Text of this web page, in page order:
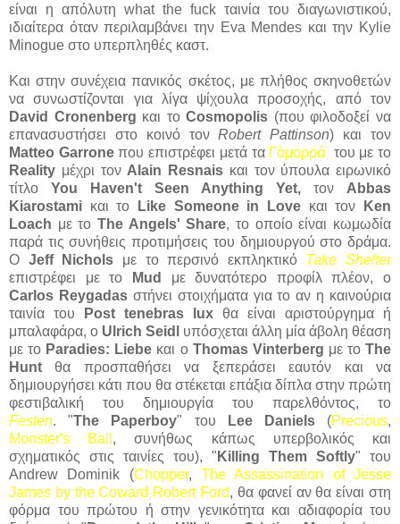
είναι η απόλυτη what the fuck ταινία του διαγωνιστικού,
ιδιαίτερα όταν περιλαμβάνει την Eva Mendes και την Kylie
Minogue στο υπερπληθές καστ.
Και στην συνέχεια πανικός σκέτος, με πλήθος σκηνοθετών
να συνωστίζονται για λίγα ψίχουλα προσοχής, από τον
David Cronenberg και τοCosmopolis (που φιλοδοξεί να
επανασυστήσει στο κοινό τονRobert Pattinson) και τον
Matteo Garroneπου επιστρέφει μετά τα Γόμορρά του με το
Reality μέχρι τον Alain Resnais και τον ύπουλα ειρωνικό
τίτλο You Haven't Seen Anything Yet, τον Abbas
Kiarostami και το Like Someone in Love και τον
Ken
Loach με το The Angels' Share, το οποίο είναι κωμωδία
παρά τις συνήθεις προτιμήσεις του δημιουργού στο δράμα.
Ο Jeff Nichols με το περσινό εκπληκτικό Take Shelter
επιστρέφει με το
Mud με δυνατότερο προφίλ πλέον, ο
Carlos Reygadasστήνει στοιχήματα για το αν η καινούρια
ταινία του
Post tenebras lux θα είναι αριστούργημα ή
μπαλαφάρα, ο Ulrich Seidl
υπόσχεται άλλη μία άβολη θέαση
με το Paradies: Liebe και ο Thomas Vinterberg με τοThe
Hunt θα προσπαθήσει να ξεπεράσει εαυτόν και να
δημιουργήσει κάτι που θα στέκεται επάξια δίπλα στην πρώτη
φεστιβαλική του δημιουργία του παρελθόντος, το
Festen."The Paperboy" του Lee Daniels(Precious,
Monster's Ball , συνήθως κάπως υπερβολικός και
σχηματικός στις ταινίες του), " Killing Them Softly" του
Andrew Dominik (Chopper,The Assassination of Jesse
James by the Coward Robert Ford, θα φανεί αν θα είναι στη
φόρμα του πρώτου ή στην γενικότητα και αδιαφορία του